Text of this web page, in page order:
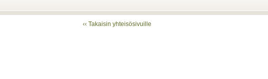
‹‹ Takaisin yhteisösivuille